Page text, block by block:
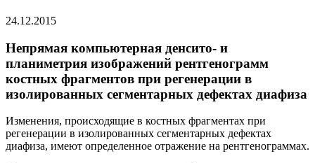
24.12.2015
Непрямая компьютерная денсито- и
планиметрия изображений рентгенограмм
костных фрагментов при регенерации в
изолированных сегментарных дефектах диафиза
Изменения, происходящие в костных фрагментах при
регенерации в изолированных сегментарных дефектах
диафиза, имеют определенное отражение на рентгенограммах.